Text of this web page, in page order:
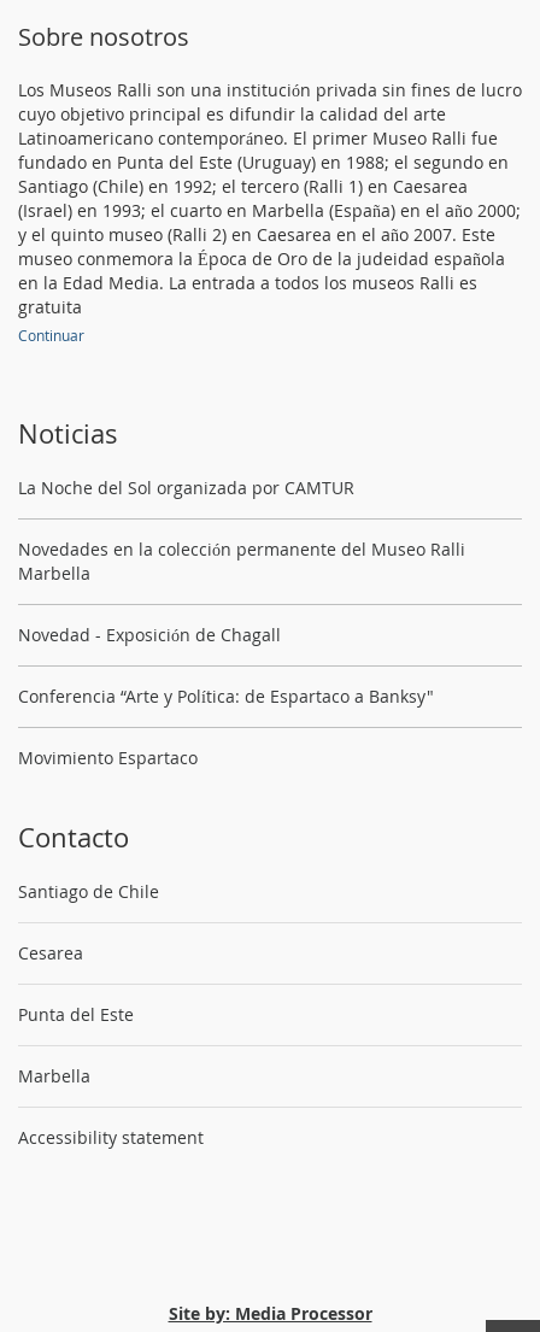
Sobre nosotros
Los Museos Ralli son una institución privada sin fines de lucro
cuyo objetivo principal es difundir la calidad del arte
Latinoamericano contemporáneo. El primer Museo Ralli fue
fundado en Punta del Este (Uruguay) en 1988; el segundo en
Santiago (Chile) en 1992; el tercero (Ralli 1) en Caesarea
(Israel) en 1993; el cuarto en Marbella (España) en el año 2000;
y el quinto museo (Ralli 2) en Caesarea en el año 2007. Este
museo conmemora la Época de Oro de la judeidad española
en la Edad Media. La entrada a todos los museos Ralli es
gratuita
Continuar
Noticias
La Noche del Sol organizada por CAMTUR
Novedades en la colección permanente del Museo Ralli
Marbella
Novedad - Exposición de Chagall
Conferencia “Arte y Política: de Espartaco a Banksy"
Movimiento Espartaco
Contacto
Santiago de Chile
Cesarea
Punta del Este
Marbella
Accessibility statement
Site by: Media Processor